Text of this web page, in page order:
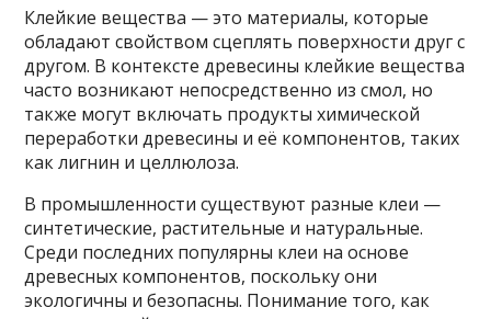
Клейкие вещества — это материалы, которые
обладают свойством сцеплять поверхности друг с
другом. В контексте древесины клейкие вещества
часто возникают непосредственно из смол, но
также могут включать продукты химической
переработки древесины и её компонентов, таких
как лигнин и целлюлоза.
В промышленности существуют разные клеи —
синтетические, растительные и натуральные.
Среди последних популярны клеи на основе
древесных компонентов, поскольку они
экологичны и безопасны. Понимание того, как